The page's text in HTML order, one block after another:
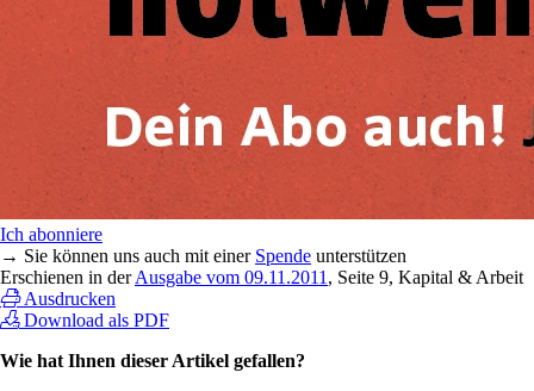
Ich abonniere
→ Sie können uns auch mit einer Spende unterstützen
Erschienen in derAusgabe vom 09.11.2011 , Seite 9, Kapital & Arbeit
Ausdrucken
Download als PDF
Wie hat Ihnen dieser Artikel gefallen?